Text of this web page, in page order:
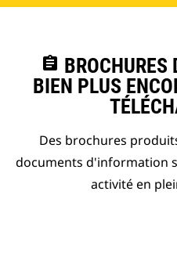
assignment BROCHURES
BIEN PLUS
Des brochures
documents d'information
activité en